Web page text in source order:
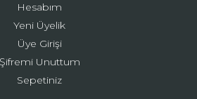
Hesabım
Yeni Üyelik
Üye Girişi
Şifremi Unuttum
Sepetiniz